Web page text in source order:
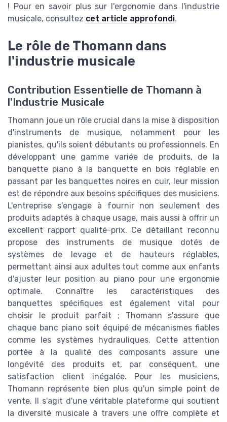
! Pour en savoir plus sur l'ergonomie dans l'industrie
musicale, consultez cet article approfondi.
Le rôle de Thomann dans
l'industrie musicale
Contribution Essentielle de Thomann à
l'Industrie Musicale
Thomann joue un rôle crucial dans la mise à disposition
d'instruments de musique, notamment pour les
pianistes, qu'ils soient débutants ou professionnels. En
développant une gamme variée de produits, de la
banquette piano à la banquette en bois réglable en
passant par les banquettes noires en cuir, leur mission
est de répondre aux besoins spécifiques des musiciens.
L'entreprise s'engage à fournir non seulement des
produits adaptés à chaque usage, mais aussi à offrir un
excellent rapport qualité-prix. Ce détaillant reconnu
propose des instruments de musique dotés de
systèmes de levage et de hauteurs réglables,
permettant ainsi aux adultes tout comme aux enfants
d'ajuster leur position au piano pour une ergonomie
optimale. Connaître les caractéristiques des
banquettes spécifiques est également vital pour
choisir le produit parfait ; Thomann s'assure que
chaque banc piano soit équipé de mécanismes fiables
comme les systèmes hydrauliques. Cette attention
portée à la qualité des composants assure une
longévité des produits et, par conséquent, une
satisfaction client inégalée. Pour les musiciens,
Thomann représente bien plus qu'un simple point de
vente. Il s'agit d'une véritable plateforme qui soutient
la diversité musicale à travers une offre complète et